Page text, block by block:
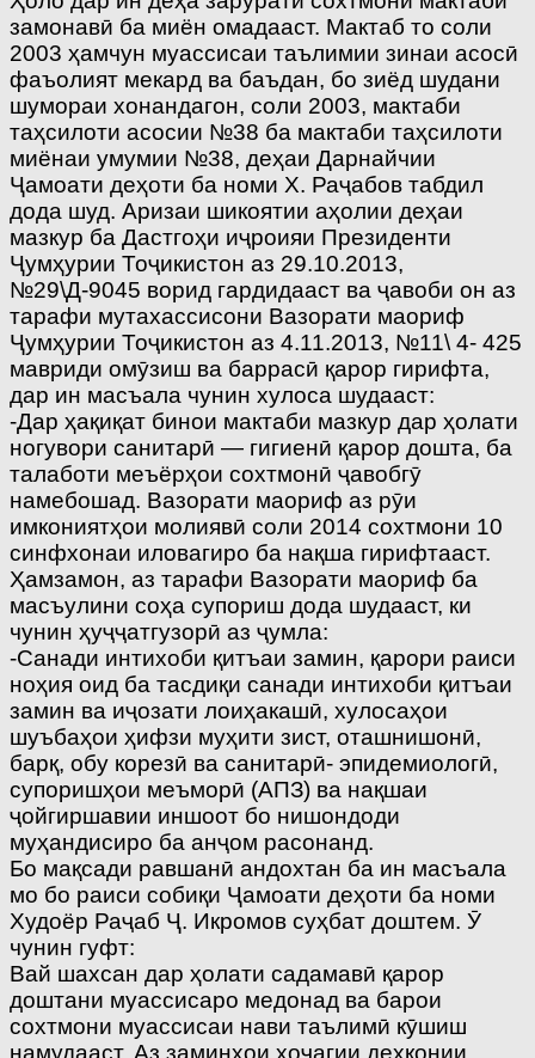
замонавӣ ба миён омадааст. Мактаб то соли
2003 ҳамчун муассисаи таълимии зинаи асосӣ
фаъолият мекард ва баъдан, бо зиёд шудани
шумораи хонандагон, соли 2003, мактаби
таҳсилоти асосии №38 ба мактаби таҳсилоти
миёнаи умумии №38, деҳаи Дарнайчии
Ҷамоати деҳоти ба номи Х. Раҷабов табдил
дода шуд. Аризаи шикоятии аҳолии деҳаи
мазкур ба Дастгоҳи иҷроияи Президенти
Ҷумҳурии Тоҷикистон аз 29.10.2013,
№29\Д-9045 ворид гардидааст ва ҷавоби он аз
тарафи мутахассисони Вазорати маориф
Ҷумҳурии Тоҷикистон аз 4.11.2013, №11\ 4- 425
мавриди омӯзиш ва баррасӣ қарор гирифта,
дар ин масъала чунин хулоса шудааст:
-Дар ҳақиқат бинои мактаби мазкур дар ҳолати
ногувори санитарӣ — гигиенӣ қарор дошта, ба
талаботи меъёрҳои сохтмонӣ ҷавобгӯ
намебошад. Вазорати маориф аз рӯи
имкониятҳои молиявӣ соли 2014 сохтмони 10
синфхонаи иловагиро ба нақша гирифтааст.
Ҳамзамон, аз тарафи Вазорати маориф ба
масъулини соҳа супориш дода шудааст, ки
чунин ҳуҷҷатгузорӣ аз ҷумла:
-Санади интихоби қитъаи замин, қарори раиси
ноҳия оид ба тасдиқи санади интихоби қитъаи
замин ва иҷозати лоиҳакашӣ, хулосаҳои
шуъбаҳои ҳифзи муҳити зист, оташнишонӣ,
барқ, обу корезӣ ва санитарӣ- эпидемиологӣ,
супоришҳои меъморӣ (АПЗ) ва нақшаи
ҷойгиршавии иншоот бо нишондоди
муҳандисиро ба анҷом расонанд.
Бо мақсади равшанӣ андохтан ба ин масъала
мо бо раиси собиқи Ҷамоати деҳоти ба номи
Худоёр Раҷаб Ҷ. Икромов суҳбат доштем. Ӯ
чунин гуфт:
Вай шахсан дар ҳолати садамавӣ қарор
доштани муассисаро медонад ва барои
сохтмони муассисаи нави таълимӣ кӯшиш
намудааст. Аз заминҳои хоҷагии деҳқонии